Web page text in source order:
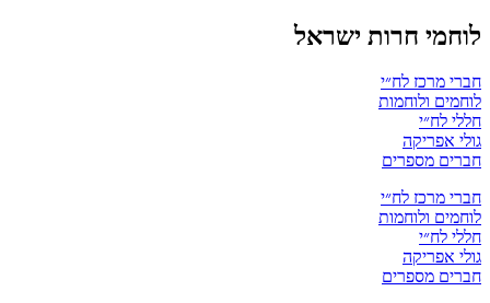
לוחמי חרות ישראל
חברי מרכז לח״י
לוחמים ולוחמות
חללי לח״י
גולי אפריקה
חברים מספרים
חברי מרכז לח״י
לוחמים ולוחמות
חללי לח״י
גולי אפריקה
חברים מספרים